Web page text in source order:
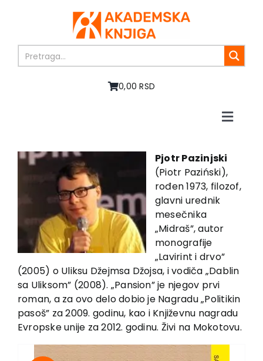
0,00 RSD
Toggle
About us
Books
In preparation
Authors
News
EU PROJECTS
Contact
Pjotr Pazinjski
(Piotr Paziński),
rođen 1973, filozof,
glavni urednik
mesečnika
„Midraš”, autor
monografije
„Lavirint i drvo”
(2005) o Uliksu Džejmsa Džojsa, i vodiča „Dablin
sa Uliksom” (2008). „Pansion” je njegov prvi
roman, a za ovo delo dobio je Nagradu „Politikin
pasoš” za 2009. godinu, kao i Književnu nagradu
Evropske unije za 2012. godinu. Živi na Mokotovu.